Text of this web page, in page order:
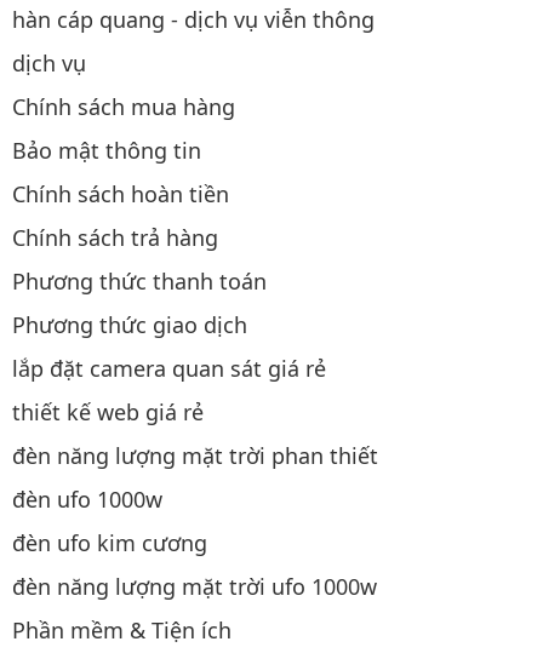
hàn cáp quang - dịch vụ viễn thông
dịch vụ
Chính sách mua hàng
Bảo mật thông tin
Chính sách hoàn tiền
Chính sách trả hàng
Phương thức thanh toán
Phương thức giao dịch
lắp đặt camera quan sát giá rẻ
thiết kế web giá rẻ
đèn năng lượng mặt trời phan thiết
đèn ufo 1000w
đèn ufo kim cương
đèn năng lượng mặt trời ufo 1000w
Phần mềm & Tiện ích